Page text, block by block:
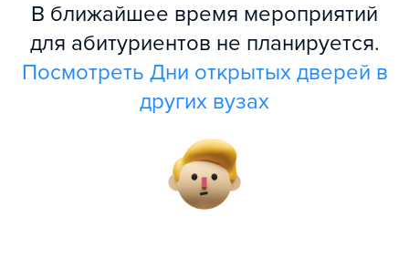
В ближайшее время мероприятий
для абитуриентов не планируется.
Посмотреть Дни открытых дверей в
других вузах